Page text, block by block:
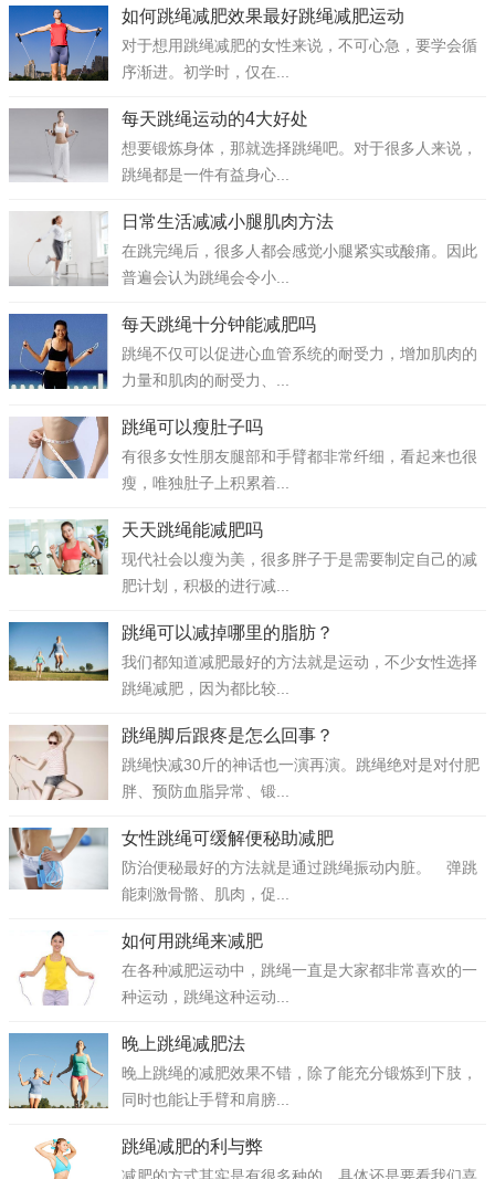
如何跳绳减肥效果最好跳绳减肥运动
对于想用跳绳减肥的女性来说，不可心急，要学会循
序渐进。初学时，仅在...
每天跳绳运动的4大好处
想要锻炼身体，那就选择跳绳吧。对于很多人来说，
跳绳都是一件有益身心...
日常生活减减小腿肌肉方法
在跳完绳后，很多人都会感觉小腿紧实或酸痛。因此
普遍会认为跳绳会令小...
每天跳绳十分钟能减肥吗
跳绳不仅可以促进心血管系统的耐受力，增加肌肉的
力量和肌肉的耐受力、...
跳绳可以瘦肚子吗
有很多女性朋友腿部和手臂都非常纤细，看起来也很
瘦，唯独肚子上积累着...
天天跳绳能减肥吗
现代社会以瘦为美，很多胖子于是需要制定自己的减
肥计划，积极的进行减...
跳绳可以减掉哪里的脂肪？
我们都知道减肥最好的方法就是运动，不少女性选择
跳绳减肥，因为都比较...
跳绳脚后跟疼是怎么回事？
跳绳快减30斤的神话也一演再演。跳绳绝对是对付肥
胖、预防血脂异常、锻...
女性跳绳可缓解便秘助减肥
防治便秘最好的方法就是通过跳绳振动内脏。 弹跳
能刺激骨骼、肌肉，促...
如何用跳绳来减肥
在各种减肥运动中，跳绳一直是大家都非常喜欢的一
种运动，跳绳这种运动...
晚上跳绳减肥法
晚上跳绳的减肥效果不错，除了能充分锻炼到下肢，
同时也能让手臂和肩膀...
跳绳减肥的利与弊